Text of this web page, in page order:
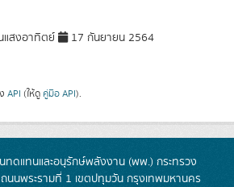
สงอาทิตย์ 17 กันยายน 2564
API (ให้ดู คู่มือ API).
ดแทนและอนุรักษ์พลังงาน (พพ.) กระทรวง
นนพระรามที่ 1 เขตปทุมวัน กรุงเทพมหานคร